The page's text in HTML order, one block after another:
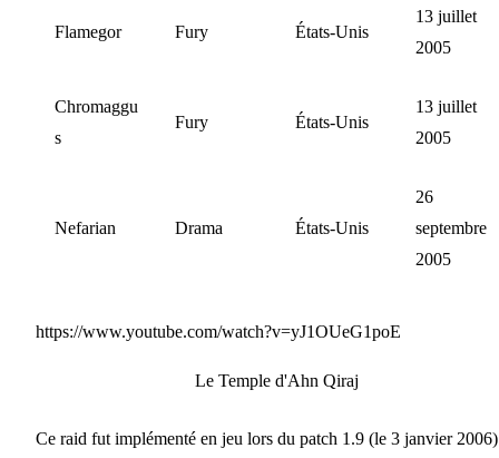
Flamegor Fury États-Unis
13 juillet
2005
Chromaggu
s
Fury États-Unis
13 juillet
2005
Nefarian Drama États-Unis
26
septembre
2005
https://www.youtube.com/watch?v=yJ1OUeG1poE
Le Temple d'Ahn Qiraj
Ce raid fut implémenté en jeu lors du patch 1.9 (le 3 janvier